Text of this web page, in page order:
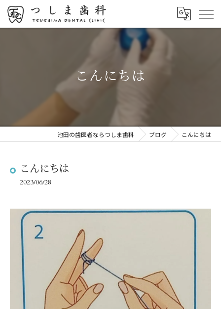
こんにちは
池田の歯医者ならつしま歯科 ブログ こんにちは
こんにちは
2023/06/28